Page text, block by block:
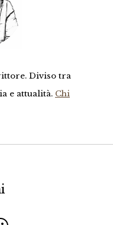
Diviso tra
e attualità. Chi